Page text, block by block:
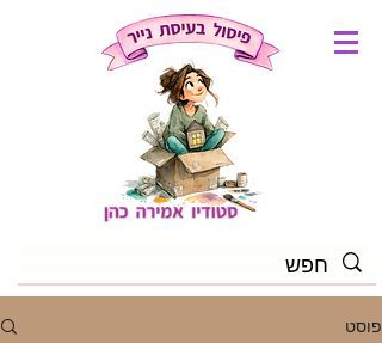
פוסט